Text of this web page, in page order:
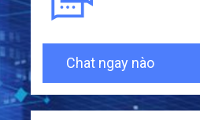
Chat ngay nào